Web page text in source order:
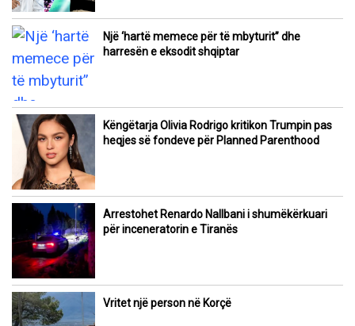
Një ‘hartë memece për të mbyturit” dhe
harresën e eksodit shqiptar
Këngëtarja Olivia Rodrigo kritikon Trumpin pas
heqjes së fondeve për Planned Parenthood
Arrestohet Renardo Nallbani i shumëkërkuari
për inceneratorin e Tiranës
Vritet një person në Korçë